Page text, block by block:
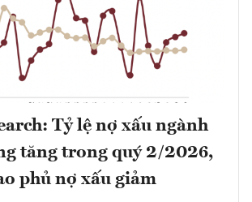
Tỷ lệ nợ xấu ngành
tăng trong quý 2/2026,
phủ nợ xấu giảm